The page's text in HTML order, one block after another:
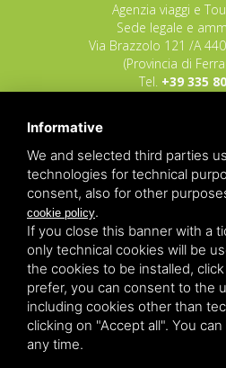
Agenzia viaggi e
Sede legale e
Via Brazzolo 121 /A
(Provincia di
Tel. +39 335
POLIZZA
OX00020791 valida
12/11/
POLIZZA FONDO
REVO N. OX00043679
03/03/27
Copyrights – 2026 Raggio Verde
Verde Incoming Italy di
Deltacommerce srlAll
Partita IVA 01428530388 - C.F
REA - Camera di Commercio
agenzia di viaggio:
102131 del 02 Dicembre 2008 -
Informative
We and selected third parties
technologies for technical
consent, also for other
cookie policy.
If you close this banner with a
only technical cookies will be
the cookies to be installed,
prefer, you can consent to the
including cookies other than
clicking on "Accept all". You
any time.